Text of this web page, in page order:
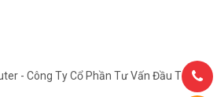
- Công Ty Cổ Phần Tư Vấn Đầu Tư Và